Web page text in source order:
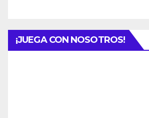
¡JUEGA CON NOSOTROS!